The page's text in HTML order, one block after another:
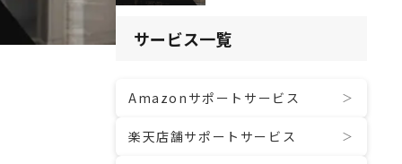
サービス一覧
Amazonサポートサービス
楽天店舗サポートサービス